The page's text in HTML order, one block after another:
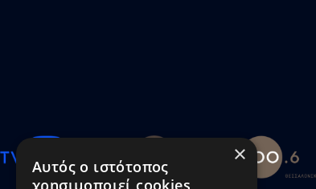
×
Αυτός ο ιστότοπος
χρησιμοποιεί cookies